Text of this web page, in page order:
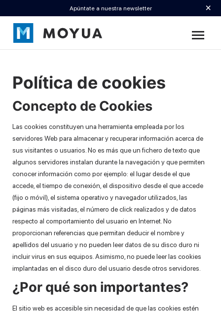
Apúntate a nuestra newsletter ×
Política de cookies
Concepto de Cookies
Las cookies constituyen una herramienta empleada por los
servidores Web para almacenar y recuperar información acerca de
sus visitantes o usuarios. No es más que un fichero de texto que
algunos servidores instalan durante la navegación y que permiten
conocer información como por ejemplo: el lugar desde el que
accede, el tiempo de conexión, el dispositivo desde el que accede
(fijo o móvil), el sistema operativo y navegador utilizados, las
páginas más visitadas, el número de click realizados y de datos
respecto al comportamiento del usuario en Internet. No
proporcionan referencias que permitan deducir el nombre y
apellidos del usuario y no pueden leer datos de su disco duro ni
incluir virus en sus equipos. Asimismo, no puede leer las cookies
implantadas en el disco duro del usuario desde otros servidores.
¿Por qué son importantes?
El sitio web es accesible sin necesidad de que las cookies estén